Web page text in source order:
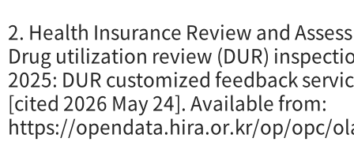
2. Health Insurance Review and
Drug utilization review (DUR)
2025: DUR customized feedback
[cited 2026 May 24]. Available from:
https://opendata.hira.or.kr/op/opc/